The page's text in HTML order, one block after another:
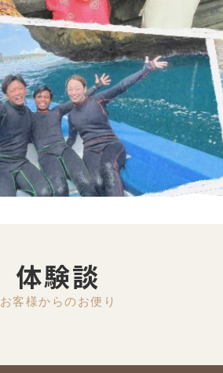
体験談
お客様からのお便り